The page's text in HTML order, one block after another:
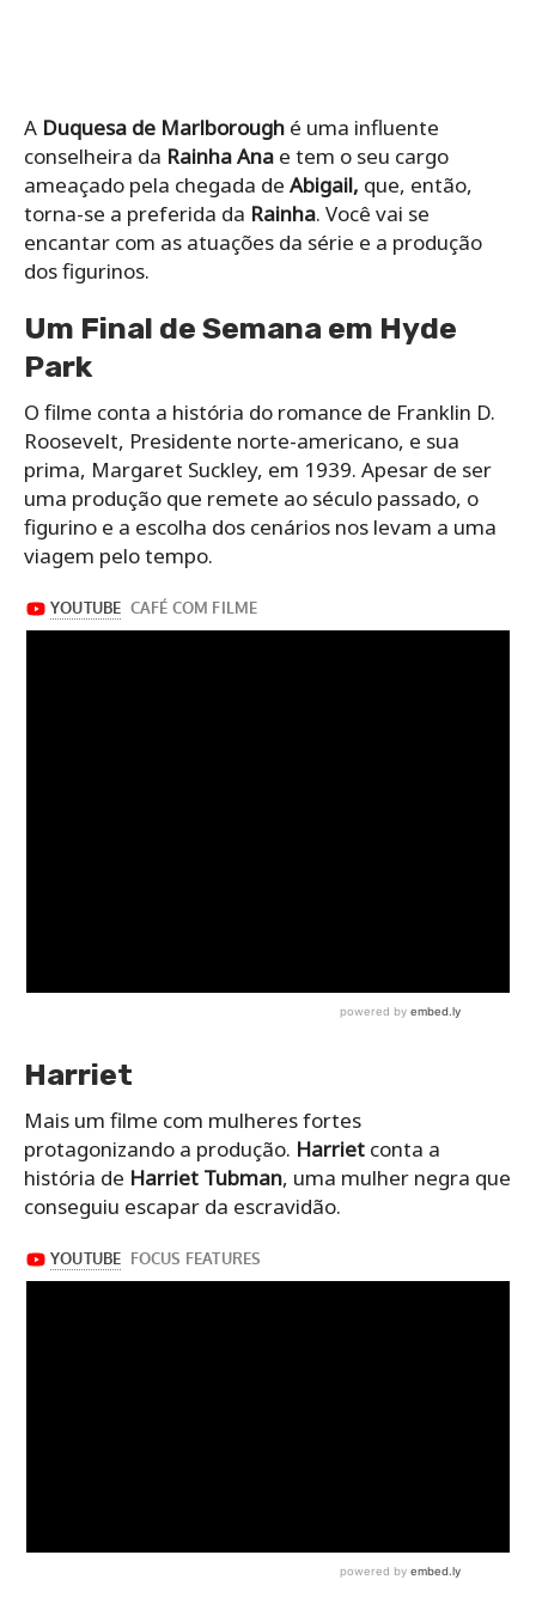
A Duquesa de Marlborough é uma influente
conselheira da Rainha Ana e tem o seu cargo
ameaçado pela chegada de Abigail, que, então,
torna-se a preferida da Rainha. Você vai se
encantar com as atuações da série e a produção
dos figurinos.
Um Final de Semana em Hyde
Park
O filme conta a história do romance de Franklin D.
Roosevelt, Presidente norte-americano, e sua
prima, Margaret Suckley, em 1939. Apesar de ser
uma produção que remete ao século passado, o
figurino e a escolha dos cenários nos levam a uma
viagem pelo tempo.
Harriet
Mais um filme com mulheres fortes
protagonizando a produção. Harriet conta a
história de Harriet Tubman, uma mulher negra que
conseguiu escapar da escravidão.